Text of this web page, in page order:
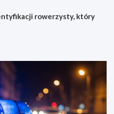
rowerzysty, który